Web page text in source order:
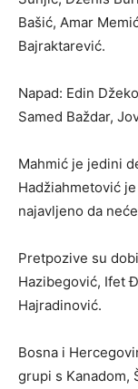
Bašić, Amar
Bajraktarević.
Napad: Edin
Samed Baždar,
Mahmić je jedini
Hadžiahmetović
najavljeno da
Pretpozive su
Hazibegović, Ifet
Hajradinović.
Bosna i
grupi s Kanadom,